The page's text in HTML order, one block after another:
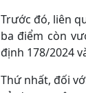
Trước đó, liên
ba điểm còn
định 178/2024
Thứ nhất, đối